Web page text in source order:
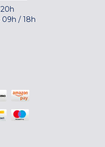
20h
09h / 18h